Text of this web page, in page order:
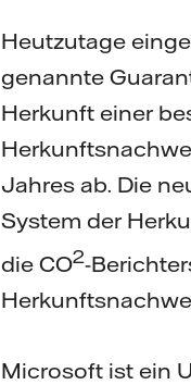
Heutzutage
genannte
Herkunft einer
Jahres ab. Die
System der
die CO2-
Microsoft ist ein